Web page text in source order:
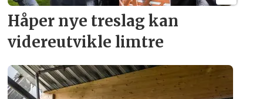
Håper nye treslag kan
videreutvikle limtre